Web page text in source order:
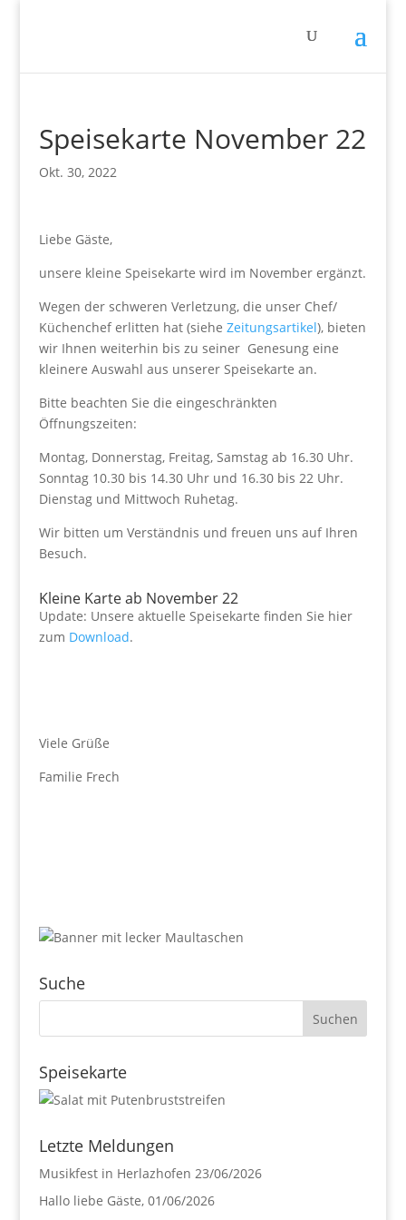
Speisekarte November 22
Okt. 30, 2022
Liebe Gäste,
unsere kleine Speisekarte wird im November ergänzt.
Wegen der schweren Verletzung, die unser Chef/
Küchenchef erlitten hat (siehe Zeitungsartikel), bieten
wir Ihnen weiterhin bis zu seiner Genesung eine
kleinere Auswahl aus unserer Speisekarte an.
Bitte beachten Sie die eingeschränkten
Öffnungszeiten:
Montag, Donnerstag, Freitag, Samstag ab 16.30 Uhr.
Sonntag 10.30 bis 14.30 Uhr und 16.30 bis 22 Uhr.
Dienstag und Mittwoch Ruhetag.
Wir bitten um Verständnis und freuen uns auf Ihren
Besuch.
Kleine Karte ab November 22
Update: Unsere aktuelle Speisekarte finden Sie hier
zum Download.
Viele Grüße
Familie Frech
Suche
Speisekarte
Letzte Meldungen
Musikfest in Herlazhofen 23/06/2026
Hallo liebe Gäste, 01/06/2026